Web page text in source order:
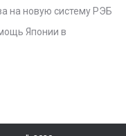
на новую систему РЭБ
Японии в